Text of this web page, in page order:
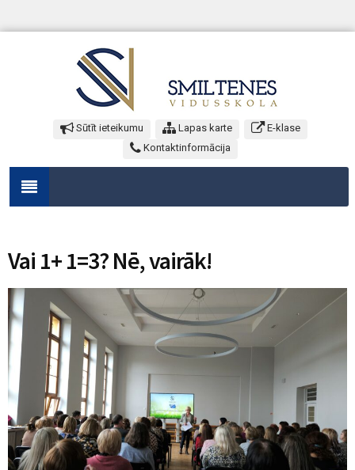
Sūtīt ieteikumu Lapas karte
E-klase
Kontaktinformācija
Vai 1+ 1=3? Nē, vairāk!